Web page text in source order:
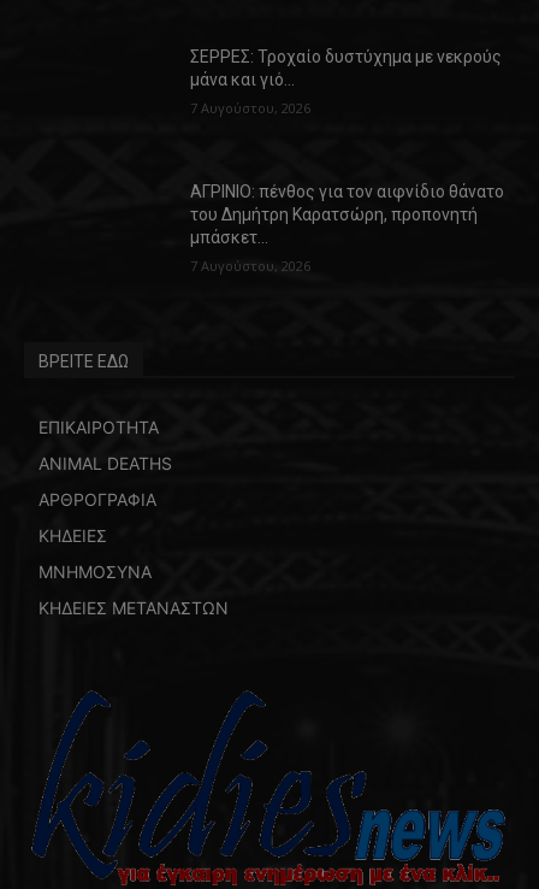
ΣΕΡΡΕΣ: Τροχαίο δυστύχημα με νεκρούς
μάνα και γιό…
7 Αυγούστου, 2026
ΑΓΡΙΝΙΟ: πένθος για τον αιφνίδιο θάνατο
του Δημήτρη Καρατσώρη, προπονητή
μπάσκετ…
7 Αυγούστου, 2026
ΒΡΕΙΤΕ ΕΔΩ
ΕΠΙΚΑΙΡΟΤΗΤΑ
ANIMAL DEATHS
ΑΡΘΡΟΓΡΑΦΙΑ
ΚΗΔΕΙΕΣ
ΜΝΗΜΟΣΥΝΑ
ΚΗΔΕΙΕΣ ΜΕΤΑΝΑΣΤΩΝ